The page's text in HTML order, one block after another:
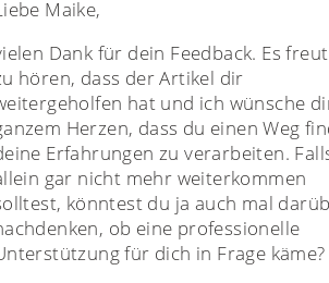
Maike,
Dank für dein Feedback. Es
hören, dass der Artikel dir
hat und ich wünsche
Herzen, dass du einen Weg
Erfahrungen zu verarbeiten.
gar nicht mehr weiterkommen
könntest du ja auch mal
ob eine professionelle
für dich in Frage käme?